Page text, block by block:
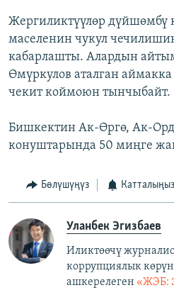
Жергиликтүүлөр дүйшөмбү
маселенин чукул
кабарлашты. Алардын
Өмүркулов аталган
чекит коймоюн тынчыбайт.
Бишкектин Ак-Өргө, Ак-
конуштарында 50 миңге
Бөлүшүңүз Катталыңыз
Уланбек Эгизбаев
Иликтөөчү
коррупциялык
ашкерелеген «ЖЭБ: